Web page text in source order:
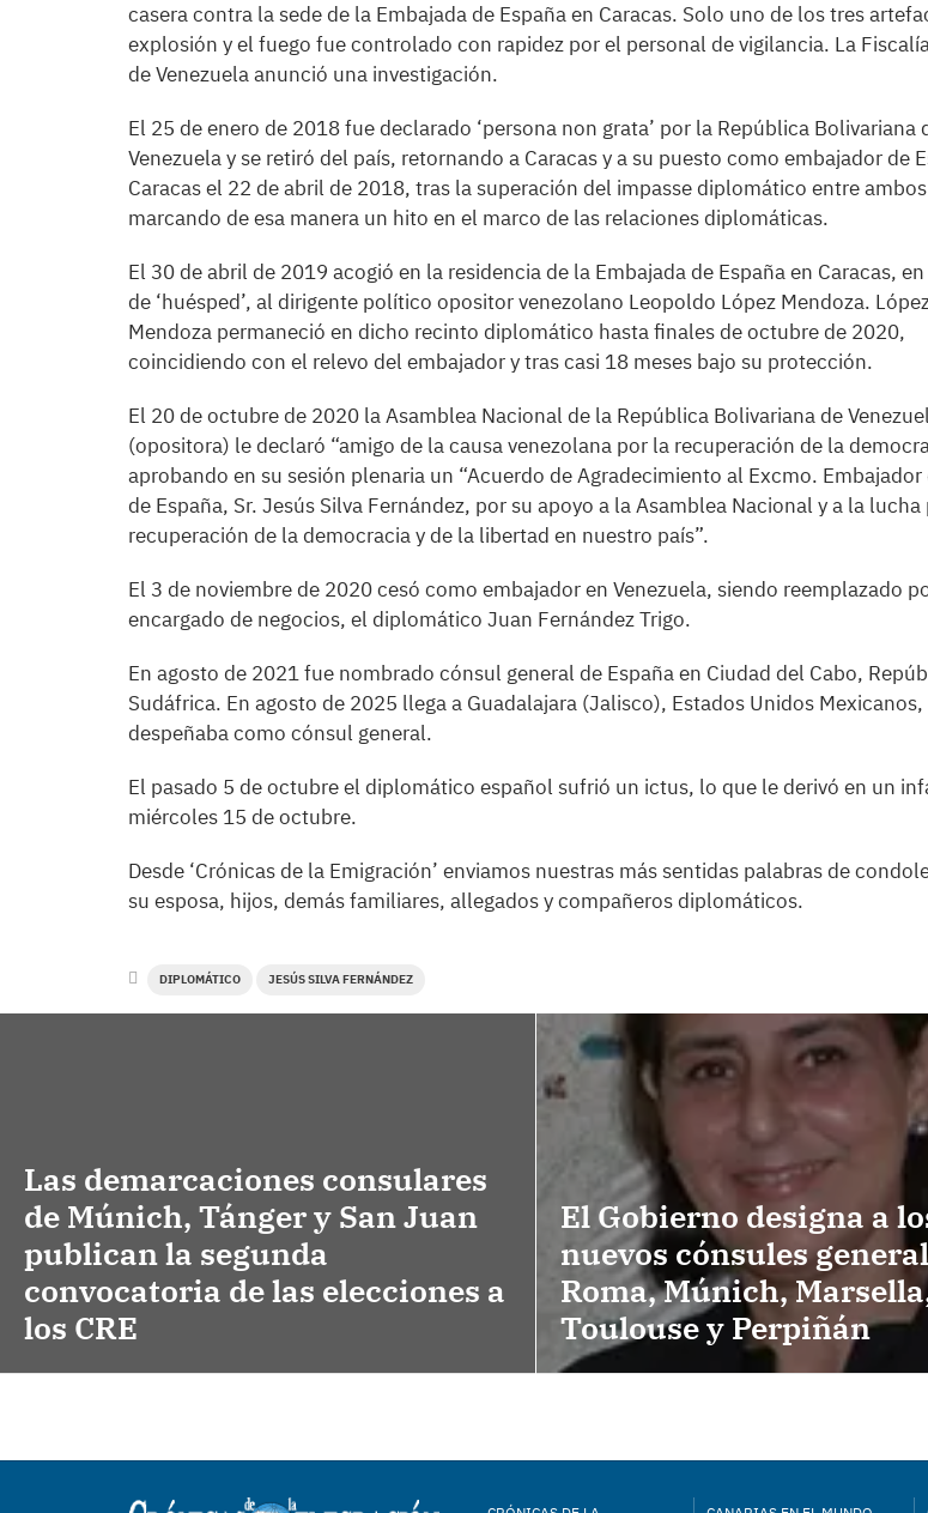
casera contra la sede de la Embajada de España en Caracas. Solo uno de los tres
explosión y el fuego fue controlado con rapidez por el personal de vigilancia. La
de Venezuela anunció una investigación.
El 25 de enero de 2018 fue declarado ‘persona non grata’ por la República Bolivariana
Venezuela y se retiró del país, retornando a Caracas y a su puesto como embajador de
Caracas el 22 de abril de 2018, tras la superación del impasse diplomático entre
marcando de esa manera un hito en el marco de las relaciones diplomáticas.
El 30 de abril de 2019 acogió en la residencia de la Embajada de España en Caracas,
de ‘huésped’, al dirigente político opositor venezolano Leopoldo López Mendoza.
Mendoza permaneció en dicho recinto diplomático hasta finales de octubre de 2020,
coincidiendo con el relevo del embajador y tras casi 18 meses bajo su protección.
El 20 de octubre de 2020 la Asamblea Nacional de la República Bolivariana de
(opositora) le declaró “amigo de la causa venezolana por la recuperación de la
aprobando en su sesión plenaria un “Acuerdo de Agradecimiento al Excmo. Embajador
de España, Sr. Jesús Silva Fernández, por su apoyo a la Asamblea Nacional y a la lucha
recuperación de la democracia y de la libertad en nuestro país”.
El 3 de noviembre de 2020 cesó como embajador en Venezuela, siendo reemplazado
encargado de negocios, el diplomático Juan Fernández Trigo.
En agosto de 2021 fue nombrado cónsul general de España en Ciudad del Cabo,
Sudáfrica. En agosto de 2025 llega a Guadalajara (Jalisco), Estados Unidos
despeñaba como cónsul general.
El pasado 5 de octubre el diplomático español sufrió un ictus, lo que le derivó en un
miércoles 15 de octubre.
Desde ‘Crónicas de la Emigración’ enviamos nuestras más sentidas palabras de
su esposa, hijos, demás familiares, allegados y compañeros diplomáticos.
DIPLOMÁTICO JESÚS SILVA FERNÁNDEZ
Las demarcaciones consulares
de Múnich, Tánger y San Juan
publican la segunda
convocatoria de las elecciones a
los CRE
El Gobierno designa a
nuevos cónsules
Roma, Múnich,
Toulouse y Perpiñán